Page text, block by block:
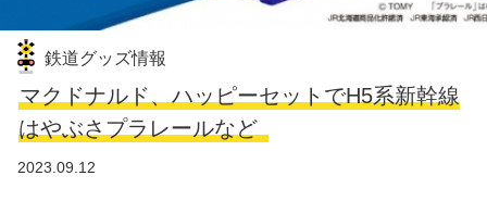
鉄道グッズ情報
マクドナルド、ハッピーセットでH5系新幹線
はやぶさプラレールなど
2023.09.12